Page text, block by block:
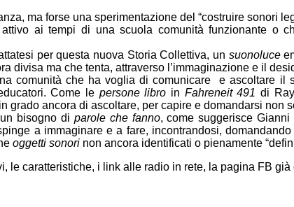
ma forse una sperimentazione del “costruire sonori
ai tempi di una scuola comunità funzionante o
per questa nuova Storia Collettiva, un suonoluce
divisa ma che tenta, attraverso l’immaginazione e il
comunità che ha voglia di comunicare e ascoltare il
Come le persone libro in Fahreneit 491 di
grado ancora di ascoltare, per capire e domandarsi non
bisogno di parole che fanno, come suggerisce Gianni
a immaginare e a fare, incontrandosi,
oggetti sonori non ancora identificati o pienamente
le caratteristiche, i link alle radio in rete, la pagina FB già